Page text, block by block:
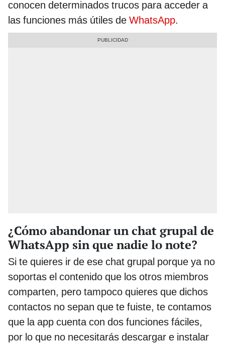
conocen determinados trucos para acceder a
las funciones más útiles de WhatsApp.
¿Cómo abandonar un chat grupal de
WhatsApp sin que nadie lo note?
Si te quieres ir de ese chat grupal porque ya no
soportas el contenido que los otros miembros
comparten, pero tampoco quieres que dichos
contactos no sepan que te fuiste, te contamos
que la app cuenta con dos funciones fáciles,
por lo que no necesitarás descargar e instalar